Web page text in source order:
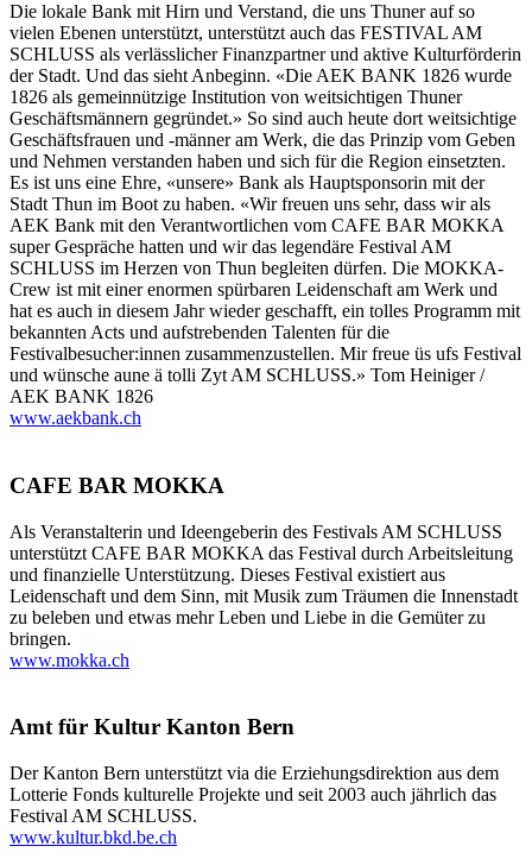
Die lokale Bank mit Hirn und Verstand, die uns Thuner auf so
vielen Ebenen unterstützt, unterstützt auch das FESTIVAL AM
SCHLUSS als verlässlicher Finanzpartner und aktive Kulturförderin
der Stadt. Und das sieht Anbeginn. «Die AEK BANK 1826 wurde
1826 als gemeinnützige Institution von weitsichtigen Thuner
Geschäftsmännern gegründet.» So sind auch heute dort weitsichtige
Geschäftsfrauen und -männer am Werk, die das Prinzip vom Geben
und Nehmen verstanden haben und sich für die Region einsetzten.
Es ist uns eine Ehre, «unsere» Bank als Hauptsponsorin mit der
Stadt Thun im Boot zu haben. «Wir freuen uns sehr, dass wir als
AEK Bank mit den Verantwortlichen vom CAFE BAR MOKKA
super Gespräche hatten und wir das legendäre Festival AM
SCHLUSS im Herzen von Thun begleiten dürfen. Die MOKKA-
Crew ist mit einer enormen spürbaren Leidenschaft am Werk und
hat es auch in diesem Jahr wieder geschafft, ein tolles Programm mit
bekannten Acts und aufstrebenden Talenten für die
Festivalbesucher:innen zusammenzustellen. Mir freue üs ufs Festival
und wünsche aune ä tolli Zyt AM SCHLUSS.» Tom Heiniger /
AEK BANK 1826
www.aekbank.ch
CAFE BAR MOKKA
Als Veranstalterin und Ideengeberin des Festivals AM SCHLUSS
unterstützt CAFE BAR MOKKA das Festival durch Arbeitsleitung
und finanzielle Unterstützung. Dieses Festival existiert aus
Leidenschaft und dem Sinn, mit Musik zum Träumen die Innenstadt
zu beleben und etwas mehr Leben und Liebe in die Gemüter zu
bringen.
www.mokka.ch
Amt für Kultur Kanton Bern
Der Kanton Bern unterstützt via die Erziehungsdirektion aus dem
Lotterie Fonds kulturelle Projekte und seit 2003 auch jährlich das
Festival AM SCHLUSS.
www.kultur.bkd.be.ch